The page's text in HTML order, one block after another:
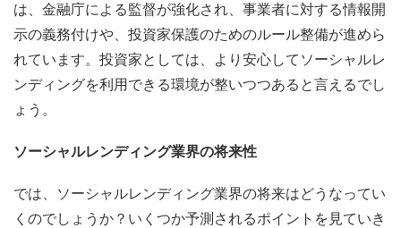
は、金融庁による監督が強化され、事業者に対する情報開
示の義務付けや、投資家保護のためのルール整備が進めら
れています。投資家としては、より安心してソーシャルレ
ンディングを利用できる環境が整いつつあると言えるでし
ょう。
ソーシャルレンディング業界の将来性
では、ソーシャルレンディング業界の将来はどうなってい
くのでしょうか？いくつか予測されるポイントを見ていき